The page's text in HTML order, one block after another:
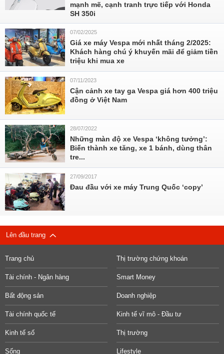
mạnh mẽ, cạnh tranh trực tiếp với Honda
SH 350i
07/02/2025
Giá xe máy Vespa mới nhất tháng 2/2025:
Khách hàng chú ý khuyến mãi để giảm tiền
triệu khi mua xe
07/11/2023
Cận cảnh xe tay ga Vespa giá hơn 400 triệu
đồng ở Việt Nam
28/07/2022
Những màn độ xe Vespa ‘không tưởng’:
Biến thành xe tăng, xe 1 bánh, dùng thân
tre...
27/09/2017
Đau đầu với xe máy Trung Quốc ‘copy’
Lên đầu trang
Trang chủ Thị trường chứng khoán
Tài chính - Ngân hàng Smart Money
Bất động sản Doanh nghiệp
Tài chính quốc tế Kinh tế vĩ mô - Đầu tư
Kinh tế số Thị trường
Sống Lifestyle